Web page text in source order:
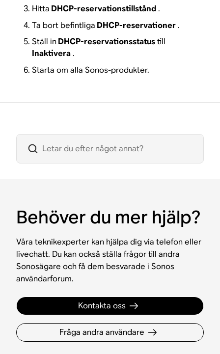
Hitta DHCP-reservationstillstånd.
Ta bort befintliga DHCP-reservationer.
Ställ inDHCP-reservationsstatustill
Inaktivera.
Starta om alla Sonos-produkter.
Behöver du mer hjälp?
Våra teknikexperter kan hjälpa dig via telefon eller
livechatt. Du kan också ställa frågor till andra
Sonosägare och få dem besvarade i Sonos
användarforum.
Kontakta oss
Fråga andra användare